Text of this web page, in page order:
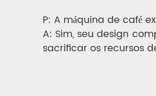
P: A máquina de café
A: Sim, seu design
sacrificar os recursos